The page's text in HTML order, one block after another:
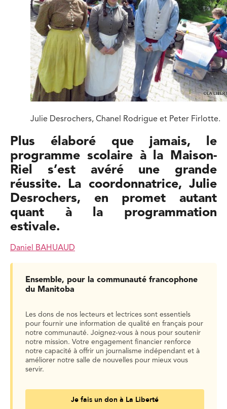
Julie Desrochers, Chanel Rodrigue et Peter Firlotte.
Plus élaboré que jamais, le
programme scolaire à la Maison-
Riel s’est avéré une grande
réussite. La coordonnatrice, Julie
Desrochers, en promet autant
quant à la programmation
estivale.
Daniel BAHUAUD
Ensemble, pour la communauté francophone
du Manitoba
Les dons de nos lecteurs et lectrices sont essentiels
pour fournir une information de qualité en français pour
notre communauté. Joignez-vous à nous pour soutenir
notre mission. Votre engagement financier renforce
notre capacité à offrir un journalisme indépendant et à
améliorer notre salle de nouvelles pour mieux vous
servir.
Je fais un don à La Liberté